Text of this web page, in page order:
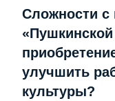
Сложности с
улучшить
культуры?